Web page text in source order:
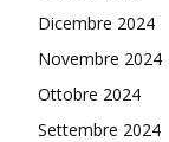
Dicembre 2024
Novembre 2024
Ottobre 2024
Settembre 2024